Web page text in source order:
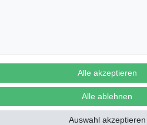
Alle akzeptieren
Alle ablehnen
Auswahl akzeptieren